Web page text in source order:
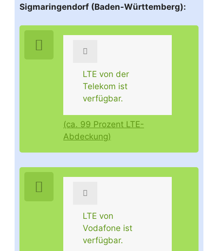
Sigmaringendorf (Baden-Württemberg):
LTE von der
Telekom ist
verfügbar.
(ca. 99 Prozent LTE-
Abdeckung)
LTE von
Vodafone ist
verfügbar.